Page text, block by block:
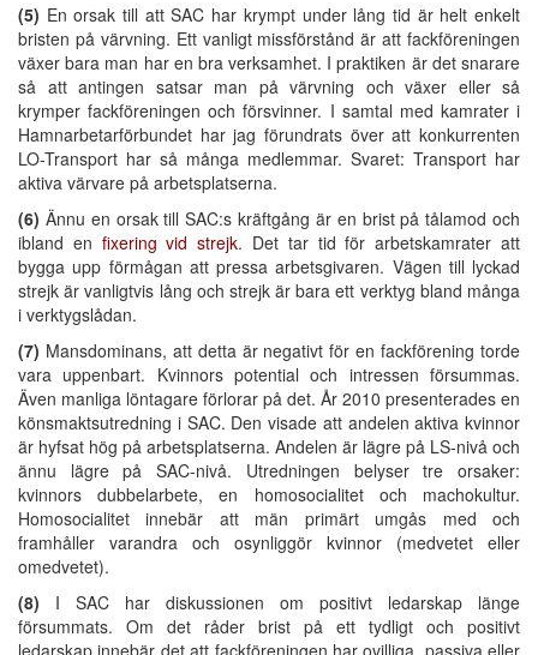
(5) En orsak till att SAC har krympt under lång tid är helt enkelt
bristen på värvning. Ett vanligt missförstånd är att fackföreningen
växer bara man har en bra verksamhet. I praktiken är det snarare
så att antingen satsar man på värvning och växer eller så
krymper fackföreningen och försvinner. I samtal med kamrater i
Hamnarbetarförbundet har jag förundrats över att konkurrenten
LO-Transport har så många medlemmar. Svaret: Transport har
aktiva värvare på arbetsplatserna.
(6) Ännu en orsak till SAC:s kräftgång är en brist på tålamod och
ibland en fixering vid strejk. Det tar tid för arbetskamrater att
bygga upp förmågan att pressa arbetsgivaren. Vägen till lyckad
strejk är vanligtvis lång och strejk är bara ett verktyg bland många
i verktygslådan.
(7) Mansdominans, att detta är negativt för en fackförening torde
vara uppenbart. Kvinnors potential och intressen försummas.
Även manliga löntagare förlorar på det. År 2010 presenterades en
könsmaktsutredning i SAC. Den visade att andelen aktiva kvinnor
är hyfsat hög på arbetsplatserna. Andelen är lägre på LS-nivå och
ännu lägre på SAC-nivå. Utredningen belyser tre orsaker:
kvinnors dubbelarbete, en homosocialitet och machokultur.
Homosocialitet innebär att män primärt umgås med och
framhåller varandra och osynliggör kvinnor (medvetet eller
omedvetet).
(8) I SAC har diskussionen om positivt ledarskap länge
försummats. Om det råder brist på ett tydligt och positivt
ledarskap innebär det att fackföreningen har ovilliga, passiva eller